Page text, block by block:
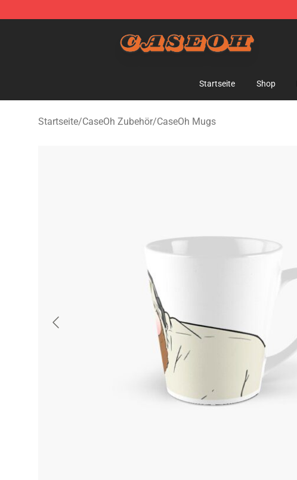
Startseite Shop
Startseite/CaseOh Zubehör/CaseOh Mugs